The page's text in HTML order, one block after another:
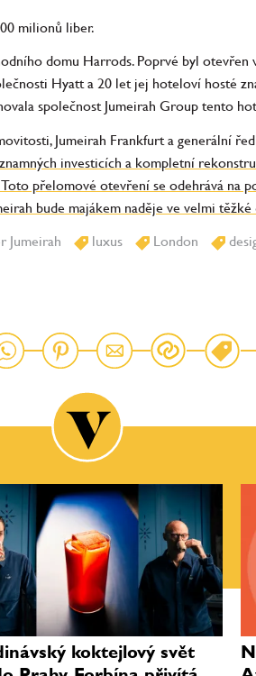
milionů liber.
domu Harrods. Poprvé byl
Hyatt a 20 let jej hoteloví hosté
společnost Jumeirah Group tento
Jumeirah Frankfurt a generální
investicích a kompletní
přelomové otevření se odehrává na
bude majákem naděje ve velmi těžké
Jumeirah luxus London
koktejlový svět